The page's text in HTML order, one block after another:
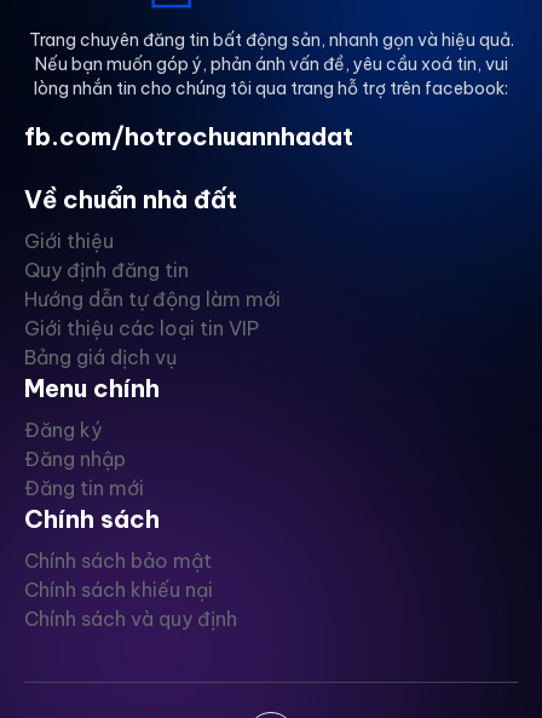
☎Liên hệ (zalo/sms): Hoàng Ngọc Huyền Megas để
biết thêm thông tin chi tiết và đi xem phòng sớm
nhất
Trang chuyên đăng tin bất động sản, nhanh gọn và hiệu quả.
Nếu bạn muốn góp ý, phản ánh vấn đề, yêu cầu xoá tin, vui
lòng nhắn tin cho chúng tôi qua trang hỗ trợ trên facebook:
fb.com/hotrochuannhadat
Về chuẩn nhà đất
Giới thiệu
Quy định đăng tin
Hướng dẫn tự động làm mới
Giới thiệu các loại tin VIP
Bảng giá dịch vụ
Menu chính
Đăng ký
Đăng nhập
Đăng tin mới
Chính sách
Chính sách bảo mật
Chính sách khiếu nại
Chính sách và quy định